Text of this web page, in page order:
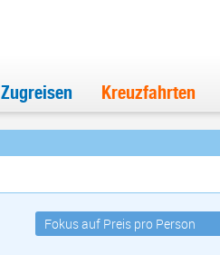
Zugreisen Kreuzfahrten